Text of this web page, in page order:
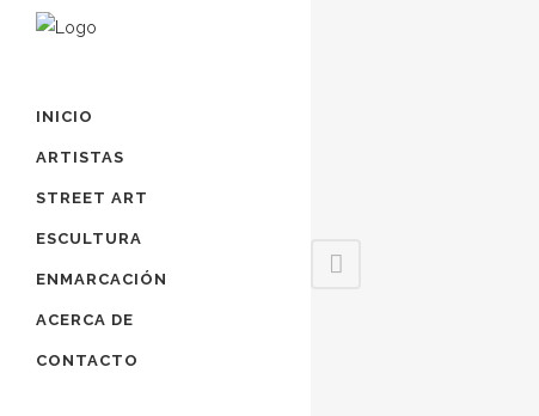
INICIO
ARTISTAS
STREET ART
ESCULTURA
ENMARCACIÓN
ACERCA DE
CONTACTO